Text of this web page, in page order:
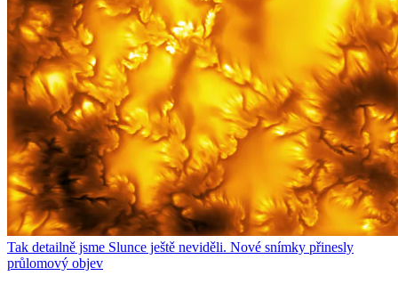
Tak detailně jsme Slunce ještě neviděli. Nové snímky přinesly
průlomový objev